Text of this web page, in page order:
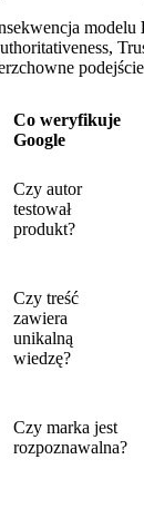
modelu
Co weryfikuje
Google
Czy autor
testował
produkt?
Czy treść
zawiera
unikalną
wiedzę?
Czy marka jest
rozpoznawalna?